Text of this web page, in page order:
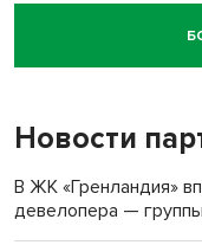
Новосибирский суд
пенсионерки на
Новости
В ЖК «Гренландия»
девелопера —